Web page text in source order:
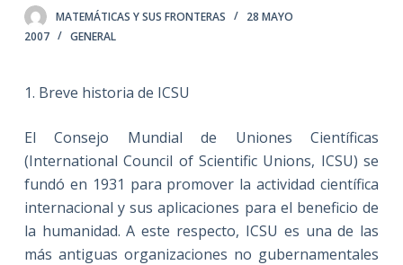
n
n
d
o
MATEMÁTICAS Y SUS FRONTERAS
28 MAYO
2007
GENERAL
1. Breve historia de ICSU
El Consejo Mundial de Uniones Científicas
(International Council of Scientific Unions, ICSU) se
fundó en 1931 para promover la actividad científica
internacional y sus aplicaciones para el beneficio de
la humanidad. A este respecto, ICSU es una de las
más antiguas organizaciones no gubernamentales